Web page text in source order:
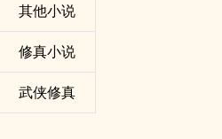
其他小说
修真小说
武侠修真